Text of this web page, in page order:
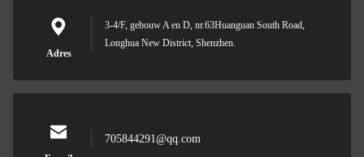
Adres
3-4/F, gebouw A en D, nr.63Huanguan South Road,
Longhua New District, Shenzhen.
705844291@qq.com